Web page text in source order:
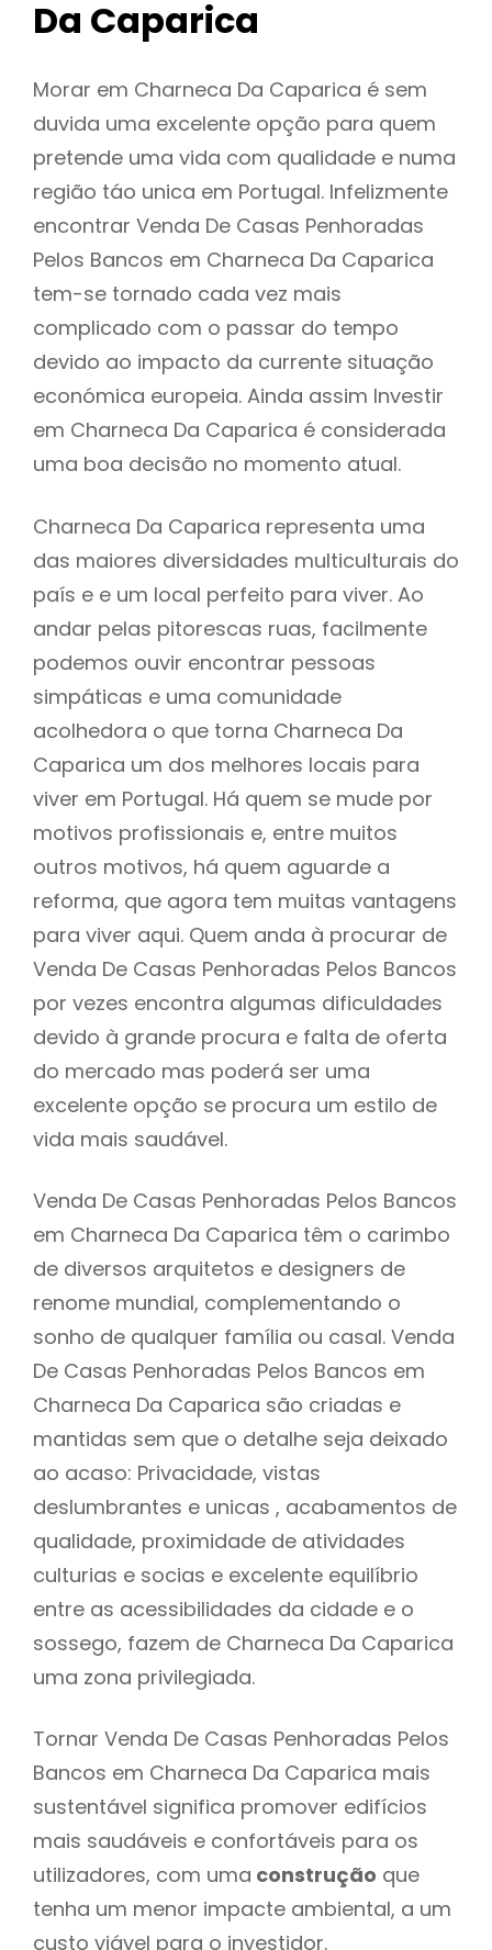
Da Caparica
Morar em Charneca Da Caparica é sem
duvida uma excelente opção para quem
pretende uma vida com qualidade e numa
região táo unica em Portugal. Infelizmente
encontrar Venda De Casas Penhoradas
Pelos Bancos em Charneca Da Caparica
tem-se tornado cada vez mais
complicado com o passar do tempo
devido ao impacto da currente situação
económica europeia. Ainda assim Investir
em Charneca Da Caparica é considerada
uma boa decisão no momento atual.
Charneca Da Caparica representa uma
das maiores diversidades multiculturais do
país e e um local perfeito para viver. Ao
andar pelas pitorescas ruas, facilmente
podemos ouvir encontrar pessoas
simpáticas e uma comunidade
acolhedora o que torna Charneca Da
Caparica um dos melhores locais para
viver em Portugal. Há quem se mude por
motivos profissionais e, entre muitos
outros motivos, há quem aguarde a
reforma, que agora tem muitas vantagens
para viver aqui. Quem anda à procurar de
Venda De Casas Penhoradas Pelos Bancos
por vezes encontra algumas dificuldades
devido à grande procura e falta de oferta
do mercado mas poderá ser uma
excelente opção se procura um estilo de
vida mais saudável.
Venda De Casas Penhoradas Pelos Bancos
em Charneca Da Caparica têm o carimbo
de diversos arquitetos e designers de
renome mundial, complementando o
sonho de qualquer família ou casal. Venda
De Casas Penhoradas Pelos Bancos em
Charneca Da Caparica são criadas e
mantidas sem que o detalhe seja deixado
ao acaso: Privacidade, vistas
deslumbrantes e unicas , acabamentos de
qualidade, proximidade de atividades
culturias e socias e excelente equilíbrio
entre as acessibilidades da cidade e o
sossego, fazem de Charneca Da Caparica
uma zona privilegiada.
Tornar Venda De Casas Penhoradas Pelos
Bancos em Charneca Da Caparica mais
sustentável significa promover edifícios
mais saudáveis e confortáveis para os
utilizadores, com uma construção que
tenha um menor impacte ambiental, a um
custo viável para o investidor.